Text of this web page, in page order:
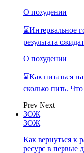
О похудении
⌛Интервальное
результата
О похудении
⌛Как питаться
сколько пить.
Prev Next
ЗОЖ
ЗОЖ
Как вернуться к
ресурс в первые